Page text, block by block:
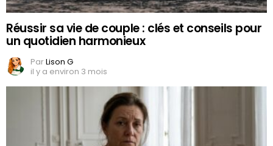
Réussir sa vie de couple : clés et conseils pour
un quotidien harmonieux
ParLison G
il y a environ 3 mois